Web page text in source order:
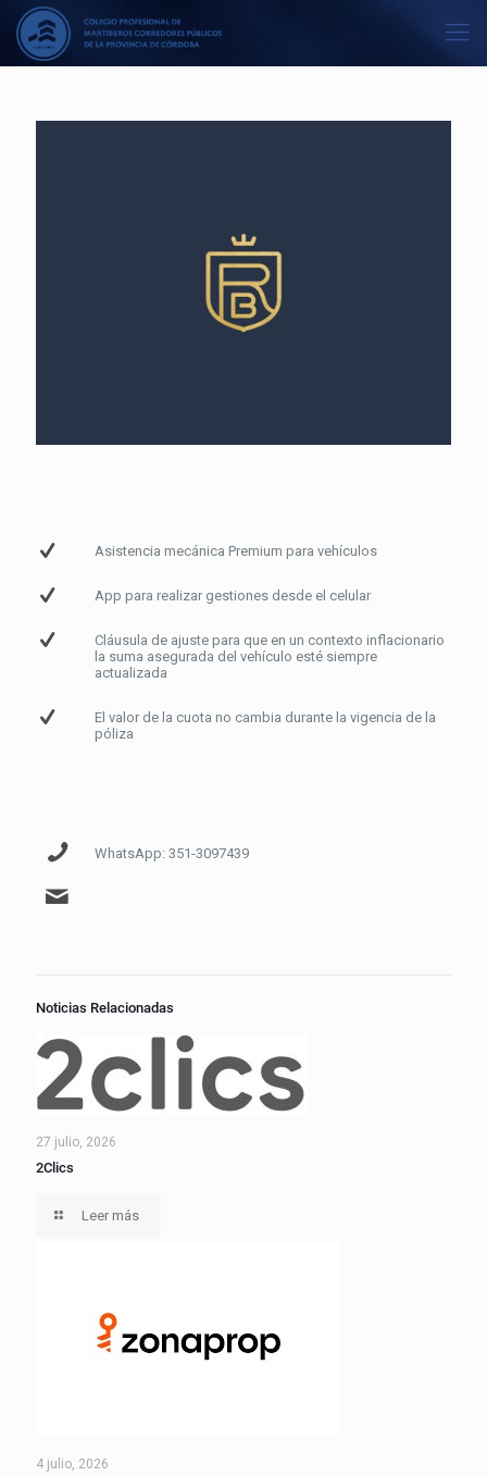
Asistencia mecánica Premium para vehículos
App para realizar gestiones desde el celular
Cláusula de ajuste para que en un contexto inflacionario
la suma asegurada del vehículo esté siempre
actualizada
El valor de la cuota no cambia durante la vigencia de la
póliza
WhatsApp: 351-3097439
Noticias Relacionadas
27 julio, 2026
2Clics
Leer más
4 julio, 2026